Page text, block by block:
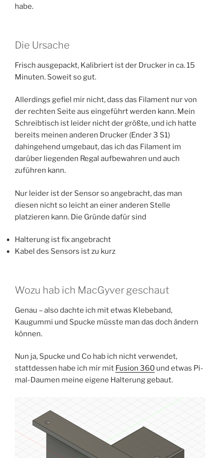
habe.
Die Ursache
Frisch ausgepackt, Kalibriert ist der Drucker in ca. 15
Minuten. Soweit so gut.
Allerdings gefiel mir nicht, dass das Filament nur von
der rechten Seite aus eingeführt werden kann. Mein
Schreibtisch ist leider nicht der größte, und ich hatte
bereits meinen anderen Drucker (Ender 3 S1)
dahingehend umgebaut, das ich das Filament im
darüber liegenden Regal aufbewahren und auch
zuführen kann.
Nur leider ist der Sensor so angebracht, das man
diesen nicht so leicht an einer anderen Stelle
platzieren kann. Die Gründe dafür sind
Halterung ist fix angebracht
Kabel des Sensors ist zu kurz
Wozu hab ich MacGyver geschaut
Genau – also dachte ich mit etwas Klebeband,
Kaugummi und Spucke müsste man das doch ändern
können.
Nun ja, Spucke und Co hab ich nicht verwendet,
stattdessen habe ich mir mit Fusion 360 und etwas Pi-
mal-Daumen meine eigene Halterung gebaut.